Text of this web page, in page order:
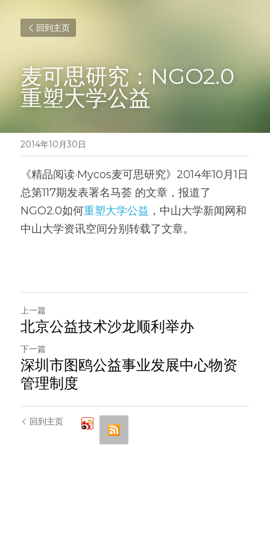
回到主页
麦可思研究：NGO2.0
重塑大学公益
2014年10月30日
《精品阅读·Mycos麦可思研究》2014年10月1日
总第117期发表署名马荟 的文章，报道了
NGO2.0如何重塑大学公益 ，中山大学新闻网和
中山大学资讯空间分别转载了文章。
上一篇
北京公益技术沙龙顺利举办
下一篇
深圳市图鸥公益事业发展中心物资
管理制度
回到主页